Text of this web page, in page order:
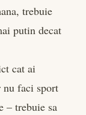
trebuie
putin decat
cat ai
nu faci sport
– trebuie sa